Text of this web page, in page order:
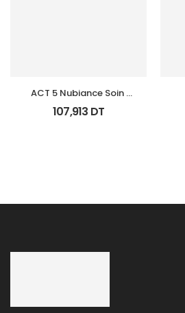
ACT 5 Nubiance Soin
Anti Imperfections 30Ml
107,913 DT